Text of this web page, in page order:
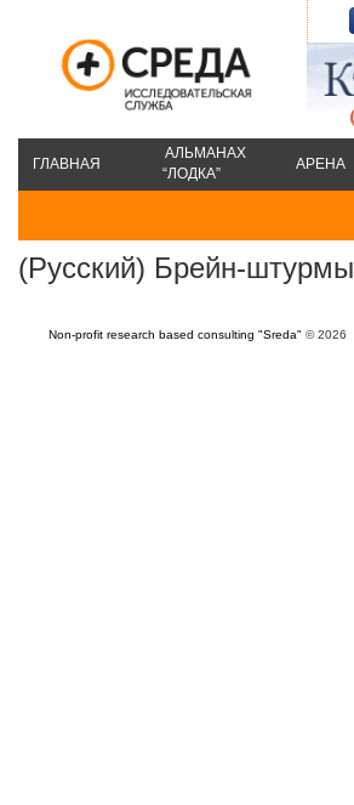
ГЛАВНАЯ
АЛЬМАНАХ
“ЛОДКА”
АРЕНА
(Русский) Брейн-штурмы
Non-profit research based consulting "Sreda" © 2026